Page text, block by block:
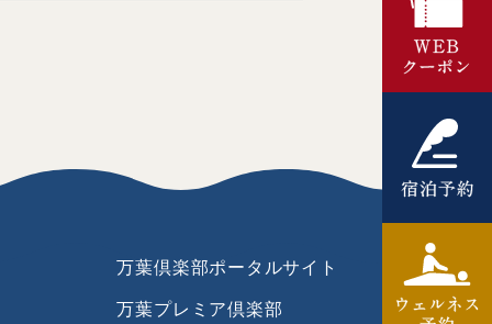
万葉プレミア倶楽部
万葉倶楽部ポータルサイト